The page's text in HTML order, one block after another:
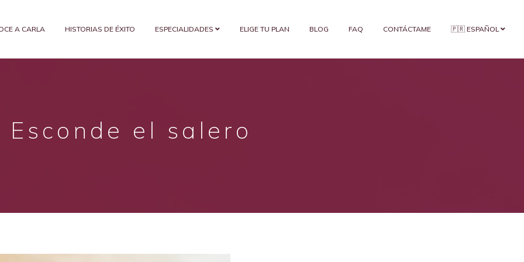
A CARLA HISTORIAS DE ÉXITO ESPECIALIDADES ELIGE TU PLAN BLOG FAQ CONTÁCTAME 🇵🇷 ESPAÑOL
Esconde el salero